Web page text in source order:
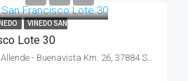
VIÑEDO SAN
Lote 30
Gto MX, San Miguel de Allende - Buenavista Km. 26, 37884 San Miguel de Allende, Gto., México